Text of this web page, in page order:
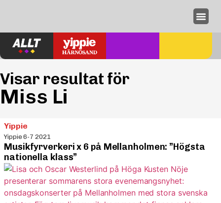
Visar resultat för
Miss Li
Yippie
Yippie 6-7 2021
Musikfyrverkeri x 6 på Mellanholmen: ”Högsta
nationella klass”